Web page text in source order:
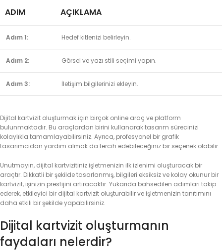
ADIM AÇIKLAMA
Adım 1: Hedef kitlenizi belirleyin.
Adım 2: Görsel ve yazı stili seçimi yapın.
Adım 3: İletişim bilgilerinizi ekleyin.
Dijital kartvizit oluşturmak için birçok online araç ve platform
bulunmaktadır. Bu araçlardan birini kullanarak tasarım sürecinizi
kolaylıkla tamamlayabilirsiniz. Ayrıca, profesyonel bir grafik
tasarımcıdan yardım almak da tercih edebileceğiniz bir seçenek olabilir.
Unutmayın, dijital kartvizitiniz işletmenizin ilk izlenimi oluşturacak bir
araçtır. Dikkatli bir şekilde tasarlanmış, bilgileri eksiksiz ve kolay okunur bir
kartvizit, işinizin prestijini artıracaktır. Yukarıda bahsedilen adımları takip
ederek, etkileyici bir dijital kartvizit oluşturabilir ve işletmenizin tanıtımını
daha etkili bir şekilde yapabilirsiniz.
Dijital kartvizit oluşturmanın
faydaları nelerdir?